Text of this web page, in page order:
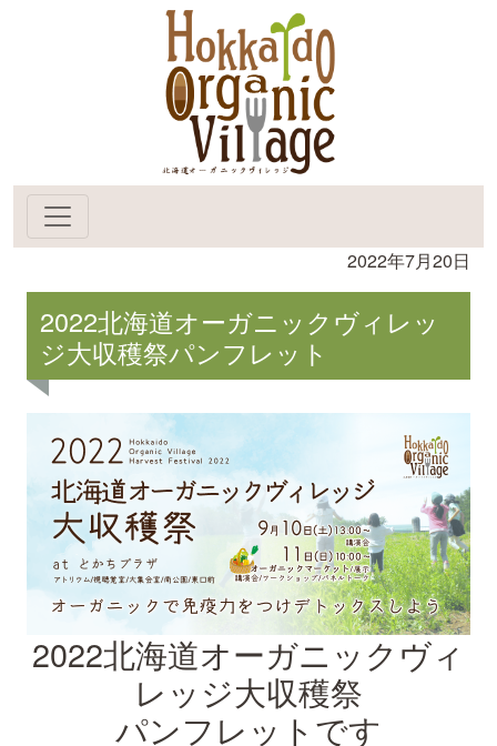
2022年7月20日
2022北海道オーガニックヴィレッ
ジ大収穫祭パンフレット
2022北海道オーガニックヴィ
レッジ大収穫祭
パンフレットです